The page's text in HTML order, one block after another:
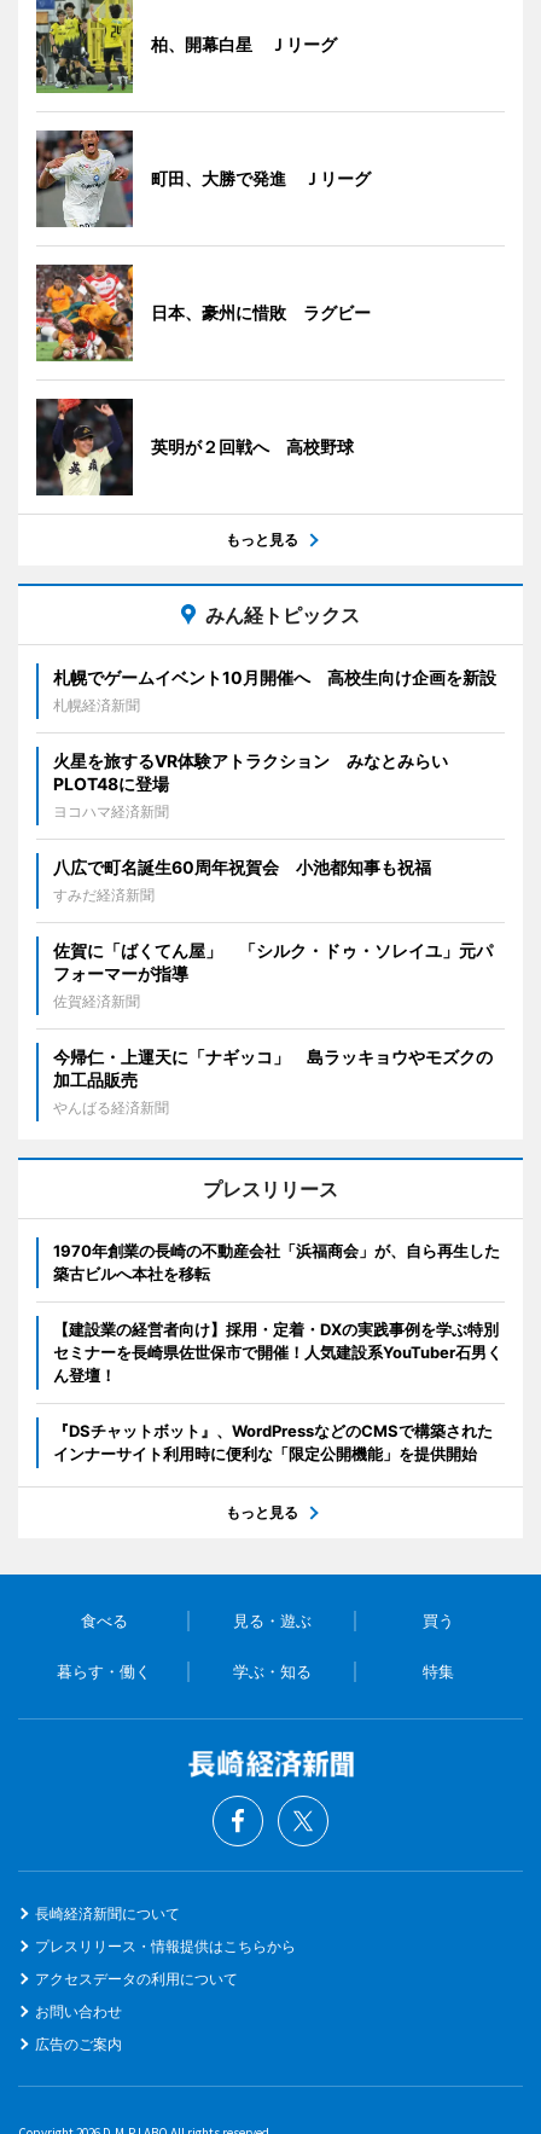
柏、開幕白星 Ｊリーグ
町田、大勝で発進 Ｊリーグ
日本、豪州に惜敗 ラグビー
英明が２回戦へ 高校野球
もっと見る
みん経トピックス
札幌でゲームイベント10月開催へ 高校生向け企画を新設
札幌経済新聞
火星を旅するVR体験アトラクション みなとみらい
PLOT48に登場
ヨコハマ経済新聞
八広で町名誕生60周年祝賀会 小池都知事も祝福
すみだ経済新聞
佐賀に「ばくてん屋」 「シルク・ドゥ・ソレイユ」元パ
フォーマーが指導
佐賀経済新聞
今帰仁・上運天に「ナギッコ」 島ラッキョウやモズクの
加工品販売
やんばる経済新聞
プレスリリース
1970年創業の長崎の不動産会社「浜福商会」が、自ら再生した
築古ビルへ本社を移転
【建設業の経営者向け】採用・定着・DXの実践事例を学ぶ特別
セミナーを長崎県佐世保市で開催！人気建設系YouTuber石男く
ん登壇！
『DSチャットボット』、WordPressなどのCMSで構築された
インナーサイト利用時に便利な「限定公開機能」を提供開始
もっと見る
食べる 見る・遊ぶ 買う
暮らす・働く 学ぶ・知る 特集
長崎経済新聞について
プレスリリース・情報提供はこちらから
アクセスデータの利用について
お問い合わせ
広告のご案内